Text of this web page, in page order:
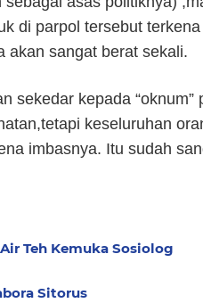
di parpol tersebut
akan sangat berat sekali.
sekedar kepada “oknum”
keseluruhan
imbasnya. Itu sudah
Teh Kemuka Sosiolog
Sitorus